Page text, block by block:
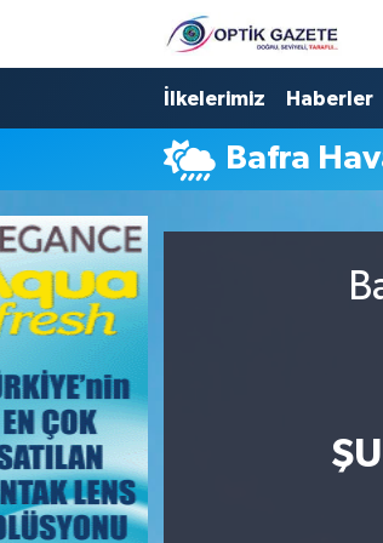
İlkelerimiz Haberler
Bafra
Nöbetçi Eczaneler
Hava Durumu
İstanbul Namaz Vakitleri
Trafik Durumu
Süper Lig Puan Durumu ve Fikstür
Tüm Manşetler
Son Dakika Haberleri
Haber Arşivi